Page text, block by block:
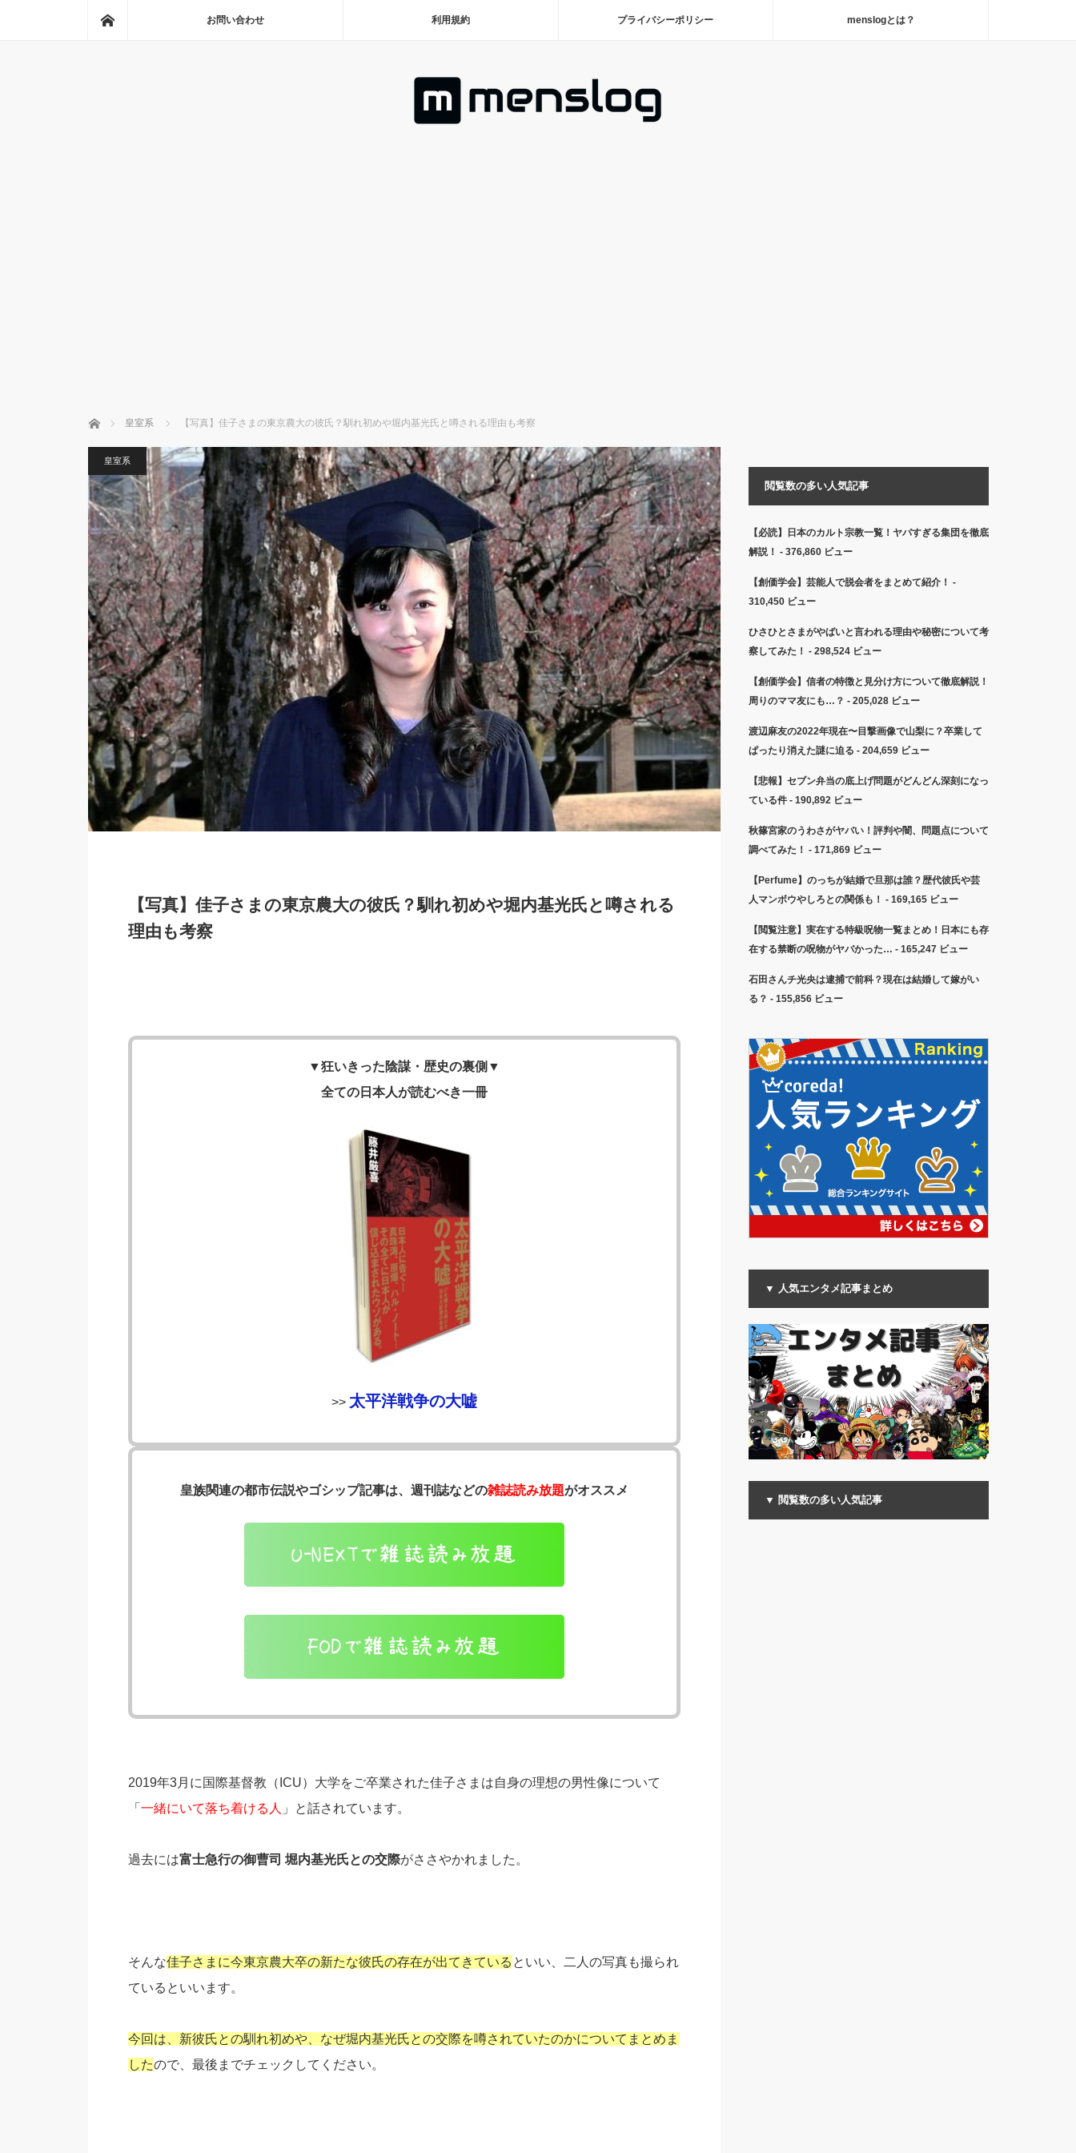
お問い合わせ 利用規約 プライバシーポリシー menslogとは？
ホーム 皇室系 【写真】佳子さまの東京農大の彼氏？馴れ初めや堀内基光氏と噂される理由も考察
皇室系
【写真】佳子さまの東京農大の彼氏？馴れ初めや堀内基光氏と噂される
理由も考察
▼狂いきった陰謀・歴史の裏側 ▼
全ての日本人が読むべき一冊
>> 太平洋戦争の大嘘
皇族関連の都市伝説やゴシップ記事は、週刊誌などの雑誌読み放題がオススメ
2019年3月に国際基督教（ICU）大学をご卒業された佳子さまは自身の理想の男性像について
「 一緒にいて落ち着ける人 」と話されています。
過去には富士急行の御曹司 堀内基光氏との交際がささやかれました。
そんな佳子さまに今東京農大卒の新たな彼氏の存在が出てきている といい、二人の写真も撮られ
ているといいます。
今回は、新彼氏との馴れ初めや、なぜ堀内基光氏との交際を噂されていたのかについてまとめま
したので、最後までチェックしてください。
閲覧数の多い人気記事
【必読】日本のカルト宗教一覧！ヤバすぎる集団を徹底
解説！ - 376,860 ビュー
【創価学会】芸能人で脱会者をまとめて紹介！ -
310,450 ビュー
ひさひとさまがやばいと言われる理由や秘密について考
察してみた！ - 298,524 ビュー
【創価学会】信者の特徴と見分け方について徹底解説！
周りのママ友にも…？ - 205,028 ビュー
渡辺麻友の2022年現在〜目撃画像で山梨に？卒業して
ぱったり消えた謎に迫る - 204,659 ビュー
【悲報】セブン弁当の底上げ問題がどんどん深刻になっ
ている件- 190,892 ビュー
秋篠宮家のうわさがヤバい！評判や闇、問題点について
調べてみた！ - 171,869 ビュー
【Perfume】のっちが結婚で旦那は誰？歴代彼氏や芸
人マンボウやしろとの関係も！ - 169,165 ビュー
【閲覧注意】実在する特級呪物一覧まとめ！日本にも存
在する禁断の呪物がヤバかった… - 165,247 ビュー
石田さんチ光央は逮捕で前科？現在は結婚して嫁がい
る？ - 155,856 ビュー
▼ 人気エンタメ記事まとめ
▼ 閲覧数の多い人気記事